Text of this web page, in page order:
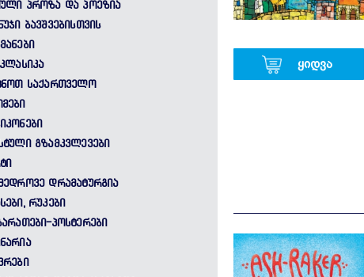
ᲞᲠᲝᲖᲐ ᲓᲐ ᲞᲝᲔᲖᲘᲐ
ᲑᲐᲕᲨᲕᲔᲑᲘᲡᲗᲕᲘᲡ
ᲙᲚᲐᲡᲘᲙᲐ
ᲡᲐᲥᲐᲠᲗᲕᲔᲚᲝ
ᲒᲖᲐᲛᲙᲕᲚᲔᲕᲔᲑᲘ
ᲓᲠᲐᲛᲐᲢᲣᲠᲒᲘᲐ
ᲠᲣᲙᲔᲑᲘ
ᲞᲝᲡᲢᲔᲠᲔᲑᲘ
ყიდვა